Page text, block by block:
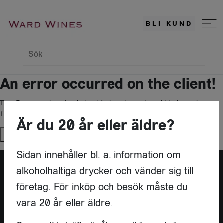
BLI KUND
Sök
An error occurred on the client!
TypeError: c(...).stringify(...).replaceAll is not a
function
Try againÄr du 20 år eller äldre?
Sidan innehåller bl. a. information om
alkoholhaltiga drycker och vänder sig till
företag. För inköp och besök måste du
vara 20 år eller äldre.